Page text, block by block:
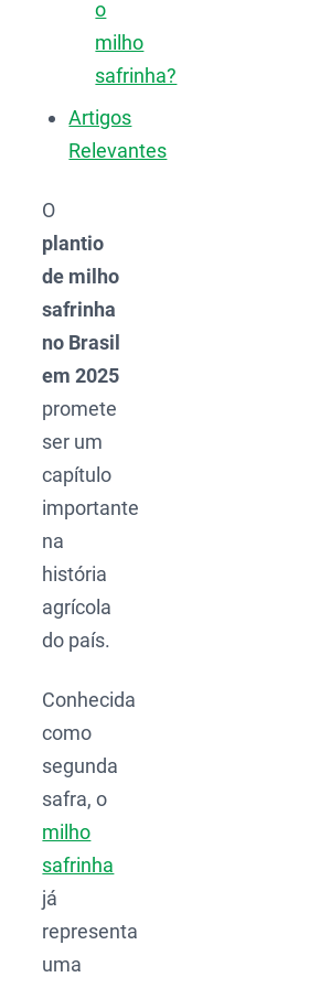
o
milho
safrinha?
Artigos
Relevantes
O
plantio
de milho
safrinha
no Brasil
em 2025
promete
ser um
capítulo
importante
na
história
agrícola
do país.
Conhecida
como
segunda
safra, o
milho
safrinha
já
representa
uma